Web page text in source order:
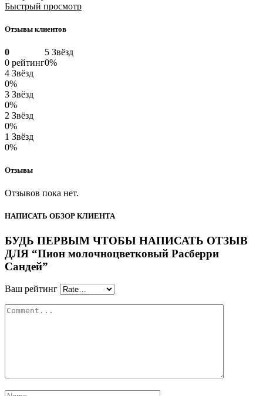
Быстрый просмотр
Отзывы клиентов
0
0 рейтинг
5 Звёзд
0%
4 Звёзд
0%
3 Звёзд
0%
2 Звёзд
0%
1 Звёзд
0%
Отзывы
Отзывов пока нет.
НАПИСАТЬ ОБЗОР КЛИЕНТА
БУДЬ ПЕРВЫМ ЧТОБЫ НАПИСАТЬ ОТЗЫВ
ДЛЯ “Пион молочноцветковый Расберри
Сандей”
Ваш рейтинг